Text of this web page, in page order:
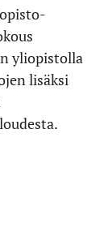
yliopistolla
lisäksi